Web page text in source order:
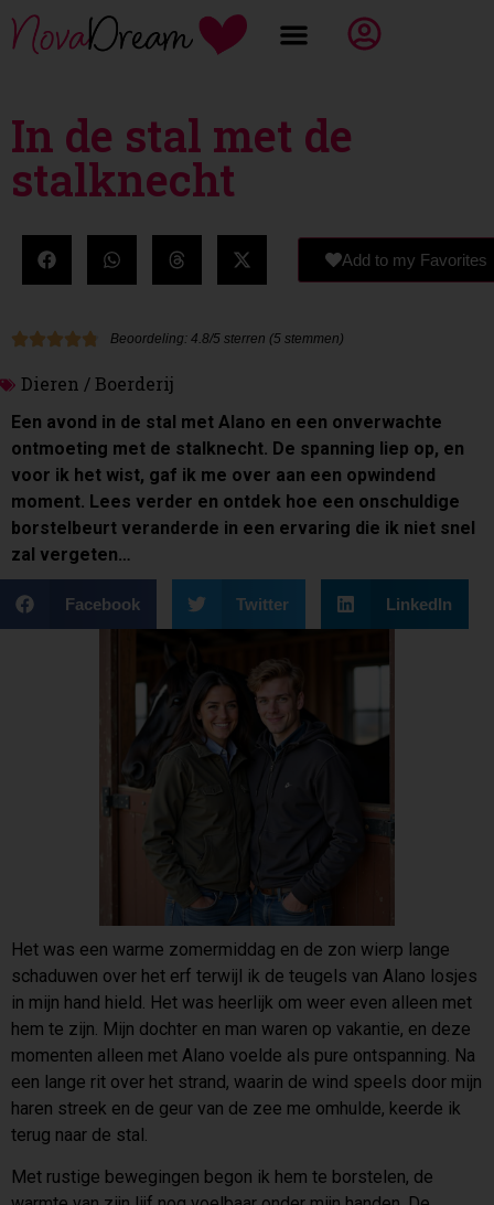
In de stal met de
stalknecht
Add to my Favorites
Beoordeling: 4.8/5 sterren (5 stemmen)
Dieren / Boerderij
Een avond in de stal met Alano en een onverwachte
ontmoeting met de stalknecht. De spanning liep op, en
voor ik het wist, gaf ik me over aan een opwindend
moment. Lees verder en ontdek hoe een onschuldige
borstelbeurt veranderde in een ervaring die ik niet snel
zal vergeten…
Facebook Twitter LinkedIn
Het was een warme zomermiddag en de zon wierp lange
schaduwen over het erf terwijl ik de teugels van Alano losjes
in mijn hand hield. Het was heerlijk om weer even alleen met
hem te zijn. Mijn dochter en man waren op vakantie, en deze
momenten alleen met Alano voelde als pure ontspanning. Na
een lange rit over het strand, waarin de wind speels door mijn
haren streek en de geur van de zee me omhulde, keerde ik
terug naar de stal.
Met rustige bewegingen begon ik hem te borstelen, de